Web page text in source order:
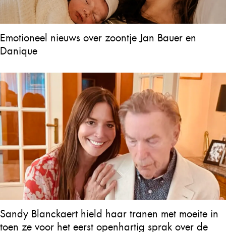
Emotioneel nieuws over zoontje Jan Bauer en
Danique
Sandy Blanckaert hield haar tranen met moeite in
toen ze voor het eerst openhartig sprak over de